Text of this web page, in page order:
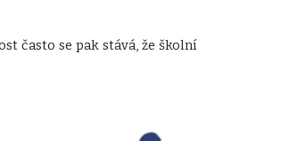
často se pak stává, že školní